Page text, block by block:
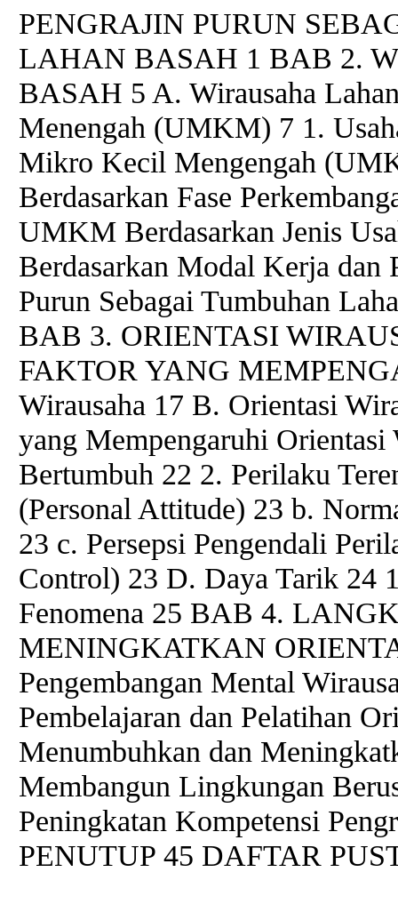
PENGRAJIN PURUN
LAHAN BASAH 1 BAB 2.
BASAH 5 A. Wirausaha
Menengah (UMKM) 7 1.
Mikro Kecil Mengengah
Berdasarkan Fase
UMKM Berdasarkan Jenis
Berdasarkan Modal Kerja dan
Purun Sebagai Tumbuhan
BAB 3. ORIENTASI
FAKTOR YANG
Wirausaha 17 B. Orientasi
yang Mempengaruhi Orientasi
Bertumbuh 22 2. Perilaku
(Personal Attitude) 23 b.
23 c. Persepsi Pengendali
Control) 23 D. Daya Tarik 24
Fenomena 25 BAB 4.
MENINGKATKAN
Pengembangan Mental
Pembelajaran dan Pelatihan
Menumbuhkan dan
Membangun Lingkungan
Peningkatan Kompetensi
PENUTUP 45 DAFTAR